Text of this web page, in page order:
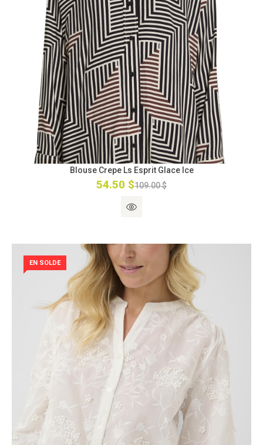
Blouse Crepe Ls Esprit Glace Ice
54.50 $109.00 $
EN SOLDE